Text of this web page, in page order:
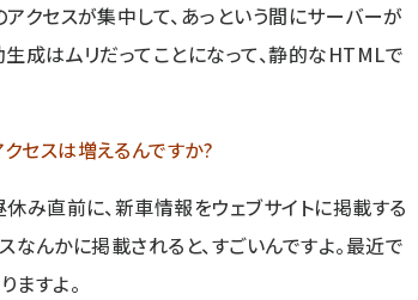
クセスが集中して、あっという間にサーバーが
生成はムリだってことになって、静的なHTMLで
セスは増えるんですか?
休み直前に、新車情報をウェブサイトに掲載する
なんかに掲載されると、すごいんですよ。最近で
すよ。